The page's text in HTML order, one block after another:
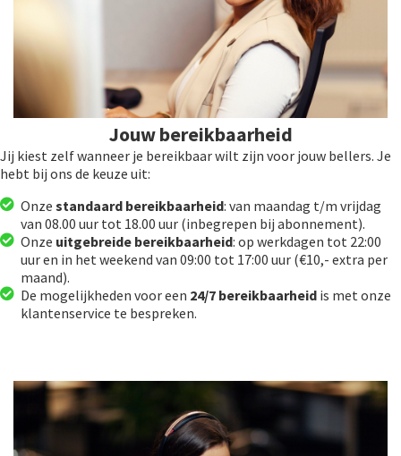
Jouw bereikbaarheid
Jij kiest zelf wanneer je bereikbaar wilt zijn voor jouw bellers. Je
hebt bij ons de keuze uit:
Onzestandaard bereikbaarheid: van maandag t/m vrijdag
van 08.00 uur tot 18.00 uur (inbegrepen bij abonnement).
Onze uitgebreide bereikbaarheid: op werkdagen tot 22:00
uur en in het weekend van 09:00 tot 17:00 uur (€10,- extra per
maand).
De mogelijkheden voor een 24/7 bereikbaarheid is met onze
klantenservice te bespreken.